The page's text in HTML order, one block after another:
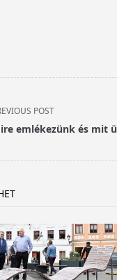
POST
emlékezünk és mit